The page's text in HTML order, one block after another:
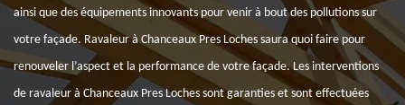
ainsi que des équipements innovants pour venir à bout des pollutions sur
votre façade. Ravaleur à Chanceaux Pres Loches saura quoi faire pour
renouveler l’aspect et la performance de votre façade. Les interventions
de ravaleur à Chanceaux Pres Loches sont garanties et sont effectuées